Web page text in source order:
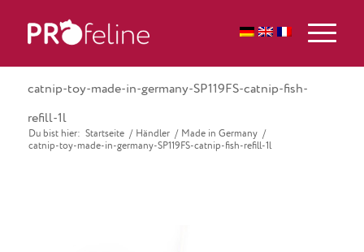
catnip-toy-made-in-germany-SP119FS-catnip-fish-
refill-1l
Du bist hier: Startseite / Händler / Made in Germany /
catnip-toy-made-in-germany-SP119FS-catnip-fish-refill-1l